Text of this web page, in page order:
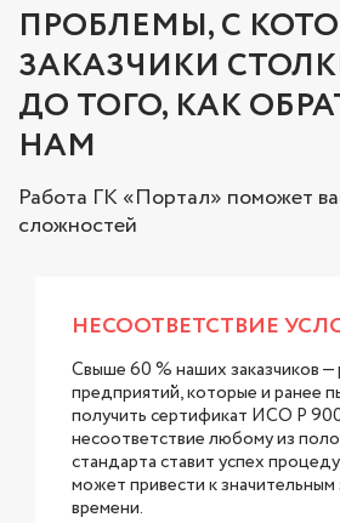
ПРОБЛЕМЫ, С
ЗАКАЗЧИКИ
ДО ТОГО, КАК
НАМ
Работа ГК «Портал» поможет
сложностей
НЕСООТВЕТСТВИЕ
Свыше 60 % наших заказчиков
предприятий, которые и ранее
получить сертификат ИСО Р
несоответствие любому из
стандарта ставит успех
может привести к
времени.